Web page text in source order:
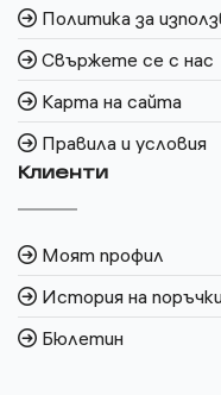
Политика за
Свържете се с нас
Карта на сайта
Правила и условия
Клиенти
Моят профил
История на
Бюлетин